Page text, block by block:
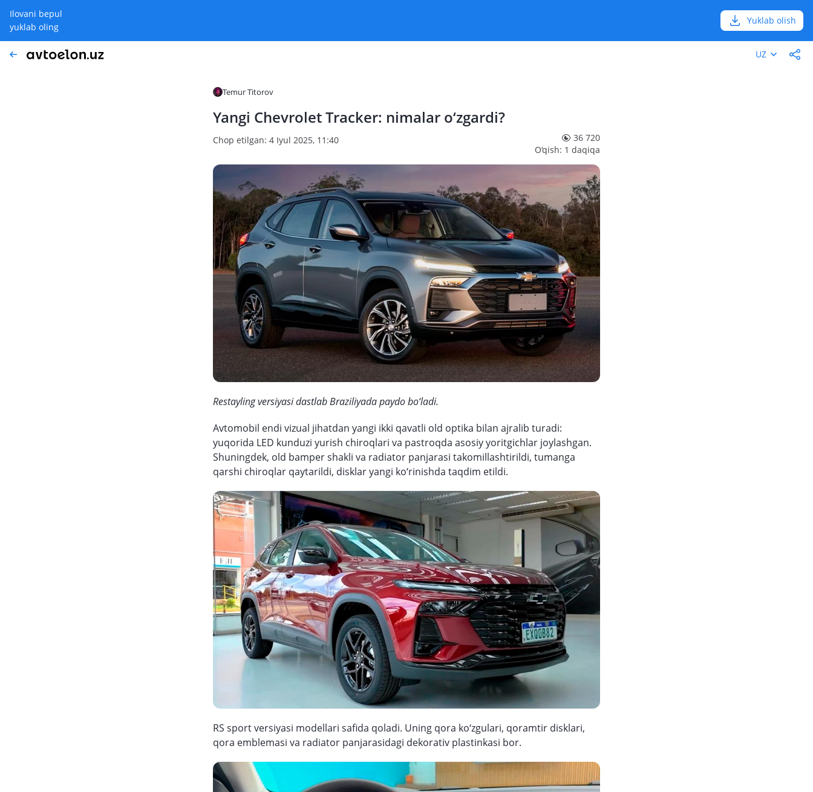
Ilovani bepul
yuklab oling
Yuklab olish
UZ
Temur Titorov
Yangi Chevrolet Tracker: nimalar o‘zgardi?
Chop etilgan: 4 Iyul 2025, 11:40
36 720
O‘qish: 1 daqiqa
Restayling versiyasi dastlab Braziliyada paydo bo‘ladi.
Avtomobil endi vizual jihatdan yangi ikki qavatli old optika bilan ajralib turadi:
yuqorida LED kunduzi yurish chiroqlari va pastroqda asosiy yoritgichlar joylashgan.
Shuningdek, old bamper shakli va radiator panjarasi takomillashtirildi, tumanga
qarshi chiroqlar qaytarildi, disklar yangi ko‘rinishda taqdim etildi.
RS sport versiyasi modellari safida qoladi. Uning qora ko‘zgulari, qoramtir disklari,
qora emblemasi va radiator panjarasidagi dekorativ plastinkasi bor.